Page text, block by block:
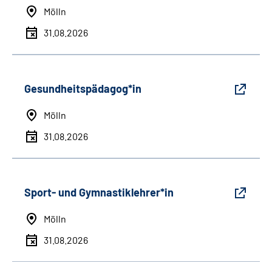
Mölln
31.08.2026
Gesundheitspädagog*in
Mölln
31.08.2026
Sport- und Gymnastiklehrer*in
Mölln
31.08.2026